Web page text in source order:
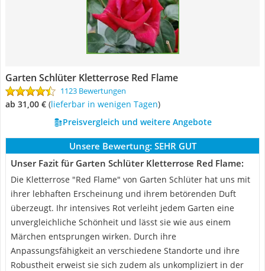
Garten Schlüter Kletterrose Red Flame
1123 Bewertungen
ab 31,00 € ( Lieferbar in wenigen Tagen)
Preisvergleich und weitere Angebote
Unsere Bewertung: SEHR GUT
Unser Fazit für Garten Schlüter Kletterrose Red Flame:
Die Kletterrose "Red Flame" von Garten Schlüter hat uns mit
ihrer lebhaften Erscheinung und ihrem betörenden Duft
überzeugt. Ihr intensives Rot verleiht jedem Garten eine
unvergleichliche Schönheit und lässt sie wie aus einem
Märchen entsprungen wirken. Durch ihre
Anpassungsfähigkeit an verschiedene Standorte und ihre
Robustheit erweist sie sich zudem als unkompliziert in der